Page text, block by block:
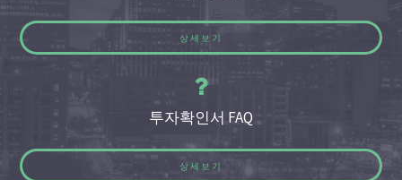
상세보기
투자확인서 FAQ
상세보기